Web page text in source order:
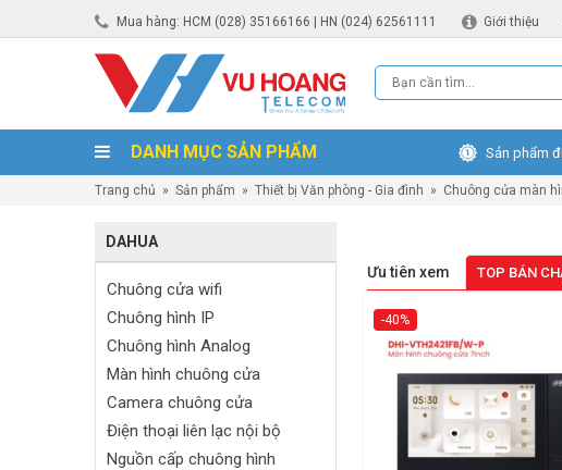
Mua hàng: HCM (028) 35166166 | HN (024) 62561111 Giới thiệu
DANH MỤC SẢN PHẨM Sản phẩm
Trang chủ » Sản phẩm » Thiết bị Văn phòng - Gia đình » Chuông cửa màn
DAHUA
Chuông cửa wifi
Chuông hình IP
Chuông hình Analog
Màn hình chuông cửa
Camera chuông cửa
Điện thoại liên lạc nội bộ
Nguồn cấp chuông hình
Ưu tiên xem TOP BÁN
-40%